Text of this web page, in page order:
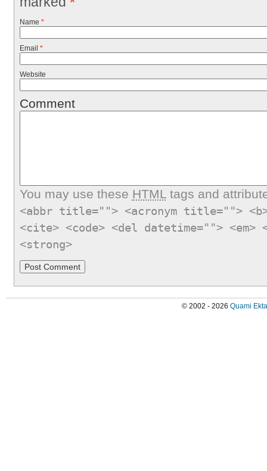
Name *
Email *
Website
Comment
You may use these HTMLtags and
<abbr title=""> <acronym title="">
<cite> <code> <del datetime="">
<strong>
© 2002 - 2026 Quami